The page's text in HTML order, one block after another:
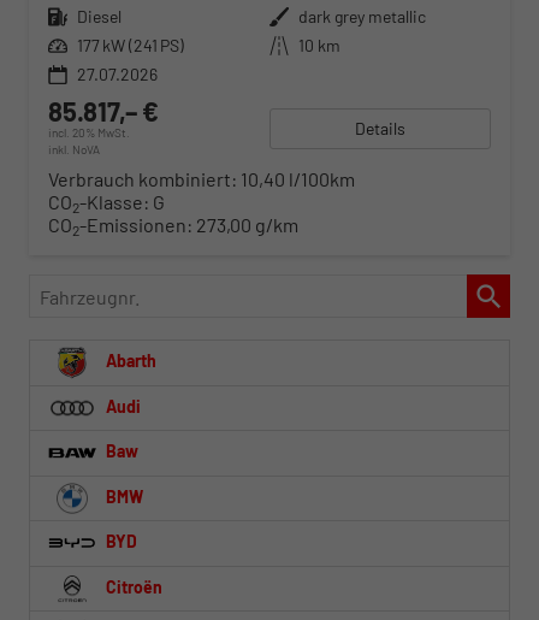
Kraftstoff Diesel Außenfarbe dark grey metallic
Leistung 177 kW (241 PS) Kilometerstand 10 km
27.07.2026
85.817,– €
incl. 20% MwSt.
inkl. NoVA
Details
Verbrauch kombiniert: 10,40 l/100km
CO2-Klasse: G
CO2-Emissionen: 273,00 g/km
Fahrzeugnr.
Abarth
Audi
Baw
BMW
BYD
Citroën